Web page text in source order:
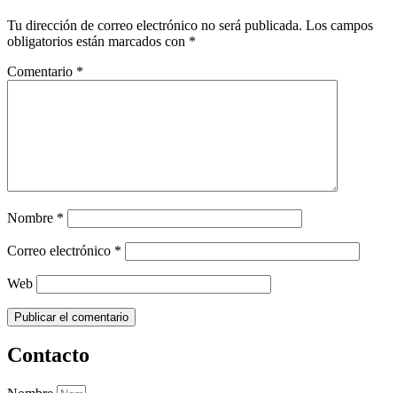
Tu dirección de correo electrónico no será publicada. Los campos
obligatorios están marcados con *
Comentario *
Nombre *
Correo electrónico *
Web
Contacto